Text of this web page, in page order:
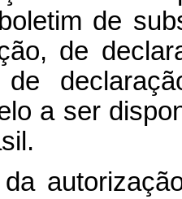
de
de
de
a ser